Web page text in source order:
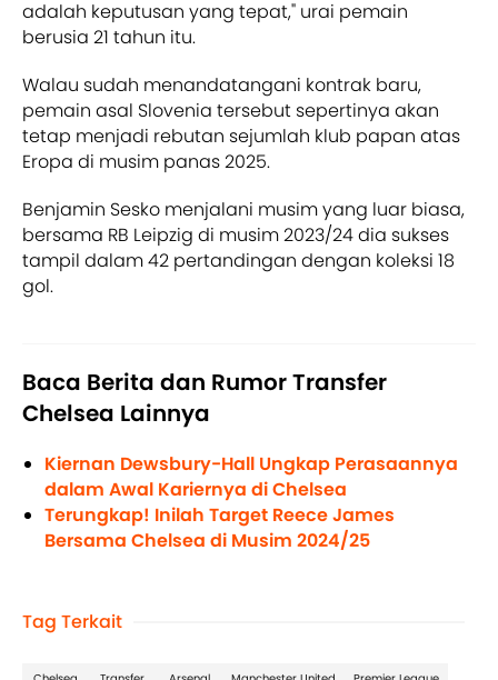
adalah keputusan yang tepat," urai pemain
berusia 21 tahun itu.
Walau sudah menandatangani kontrak baru,
pemain asal Slovenia tersebut sepertinya akan
tetap menjadi rebutan sejumlah klub papan atas
Eropa di musim panas 2025.
Benjamin Sesko menjalani musim yang luar biasa,
bersama RB Leipzig di musim 2023/24 dia sukses
tampil dalam 42 pertandingan dengan koleksi 18
gol.
Baca Berita dan Rumor Transfer
Chelsea Lainnya
Kiernan Dewsbury-Hall Ungkap Perasaannya
dalam Awal Kariernya di Chelsea
Terungkap! Inilah Target Reece James
Bersama Chelsea di Musim 2024/25
Tag Terkait